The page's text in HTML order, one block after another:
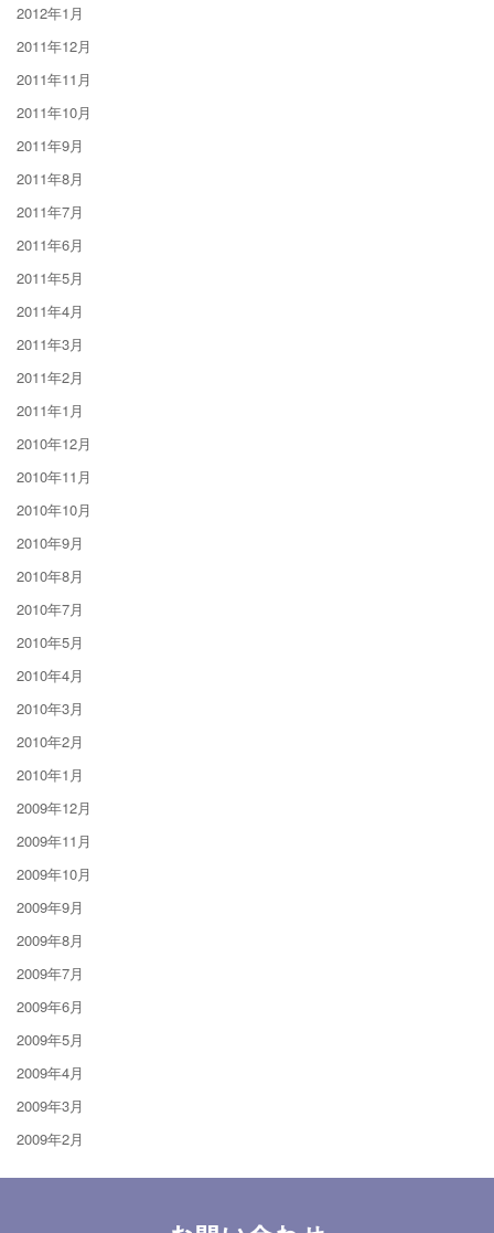
2012年1月
2011年12月
2011年11月
2011年10月
2011年9月
2011年8月
2011年7月
2011年6月
2011年5月
2011年4月
2011年3月
2011年2月
2011年1月
2010年12月
2010年11月
2010年10月
2010年9月
2010年8月
2010年7月
2010年5月
2010年4月
2010年3月
2010年2月
2010年1月
2009年12月
2009年11月
2009年10月
2009年9月
2009年8月
2009年7月
2009年6月
2009年5月
2009年4月
2009年3月
2009年2月